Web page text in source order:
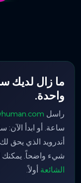
ما زال لديك
واحدة.
راسل
ساعة. أو ابدأ
أندرويد الذي يحق
شيء واضحاً. يمكنك
الشائعة أولاً.